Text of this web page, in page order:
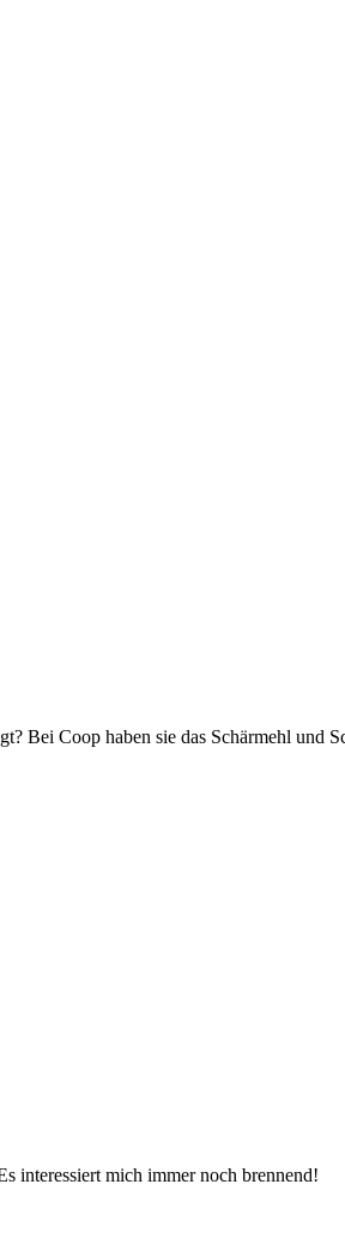
Bei Coop haben sie das Schärmehl
interessiert mich immer noch brennend!